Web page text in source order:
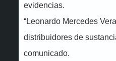
evidencias.
“Leonardo Mercedes
distribuidores de
comunicado.